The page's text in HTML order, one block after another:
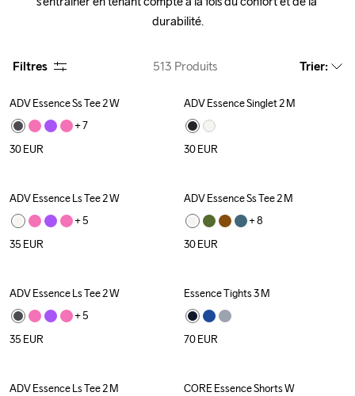
durabilité.
Filtres 513 Produits Trier:
ADV Essence Ss Tee 2 W
+ 7
30EUR
ADV Essence Singlet 2 M
30EUR
ADV Essence Ls Tee 2 W
+ 5
35 EUR
ADV Essence Ss Tee 2 M
+ 8
30EUR
ADV Essence Ls Tee 2 W
+ 5
35 EUR
Essence Tights 3 M
70EUR
ADV Essence Ls Tee 2 M
CORE Essence Shorts W